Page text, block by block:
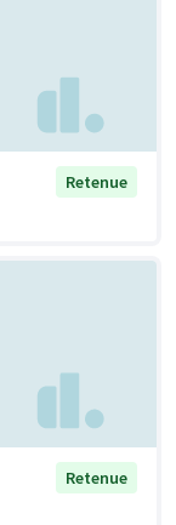
Retenue
Retenue